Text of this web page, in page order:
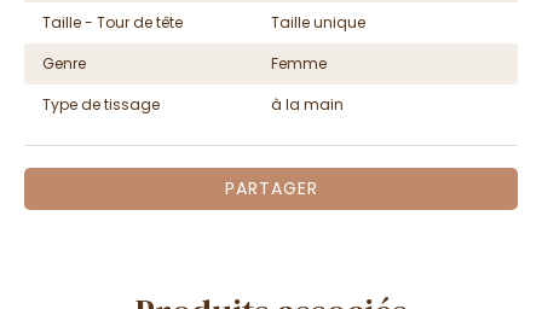
Taille - Tour de tête
Taille unique
Genre
Femme
Type de tissage
à la main
PARTAGER